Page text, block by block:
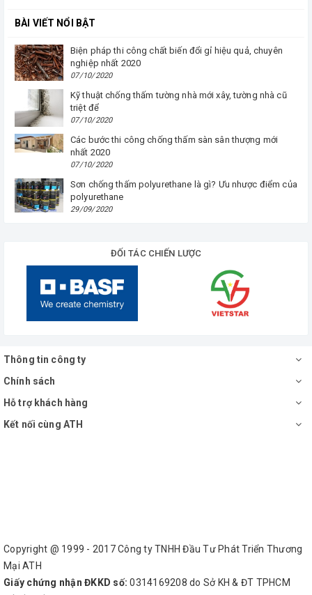
BÀI VIẾT NỔI BẬT
Biện pháp thi công chất biến đổi gỉ hiệu quả, chuyên
nghiệp nhất 2020
07/10/2020
Kỹ thuật chống thấm tường nhà mới xây, tường nhà cũ
triệt để
07/10/2020
Các bước thi công chống thấm sàn sân thượng mới
nhất 2020
07/10/2020
Sơn chống thấm polyurethane là gì? Ưu nhược điểm của
polyurethane
29/09/2020
ĐỐI TÁC CHIẾN LƯỢC
Thông tin công ty
Chính sách
Hỗ trợ khách hàng
Kết nối cùng ATH
Copyright @ 1999 - 2017 Công ty TNHH Đầu Tư Phát Triển Thương
Mại ATH
Giấy chứng nhận ĐKKD số: 0314169208 do Sở KH & ĐT TPHCM